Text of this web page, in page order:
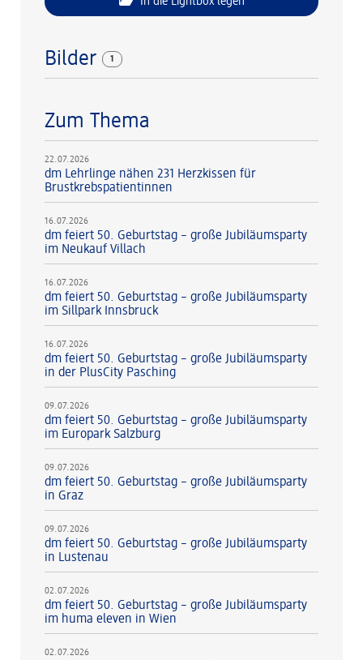
Bilder 1
Zum Thema
22.07.2026
dm Lehrlinge nähen 231 Herzkissen für
Brustkrebspatientinnen
16.07.2026
dm feiert 50. Geburtstag – große Jubiläumsparty
im Neukauf Villach
16.07.2026
dm feiert 50. Geburtstag – große Jubiläumsparty
im Sillpark Innsbruck
16.07.2026
dm feiert 50. Geburtstag – große Jubiläumsparty
in der PlusCity Pasching
09.07.2026
dm feiert 50. Geburtstag – große Jubiläumsparty
im Europark Salzburg
09.07.2026
dm feiert 50. Geburtstag – große Jubiläumsparty
in Graz
09.07.2026
dm feiert 50. Geburtstag – große Jubiläumsparty
in Lustenau
02.07.2026
dm feiert 50. Geburtstag – große Jubiläumsparty
im huma eleven in Wien
02.07.2026